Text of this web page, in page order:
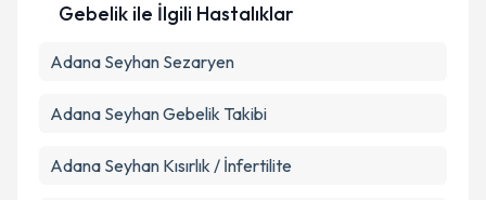
Gebelik ile İlgili Hastalıklar
Adana Seyhan Sezaryen
Adana Seyhan Gebelik Takibi
Adana Seyhan Kısırlık / İnfertilite